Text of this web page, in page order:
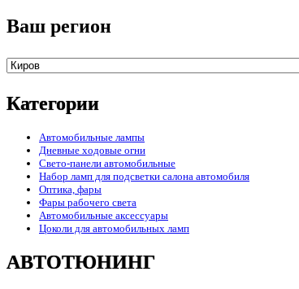
Ваш регион
Категории
Автомобильные лампы
Дневные ходовые огни
Свето-панели автомобильные
Набор ламп для подсветки салона автомобиля
Оптика, фары
Фары рабочего света
Автомобильные аксессуары
Цоколи для автомобильных ламп
АВТОТЮНИНГ